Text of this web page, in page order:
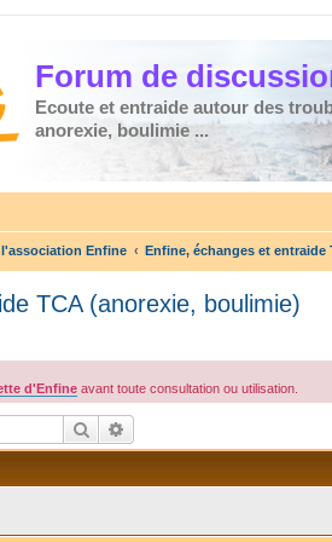
Forum de
Ecoute et entraide autour des
anorexie, boulimie ...
Enfine Enfine, échanges et entraide
TCA (anorexie, boulimie)
d'Enfine avant toute consultation ou utilisation.
Rechercher